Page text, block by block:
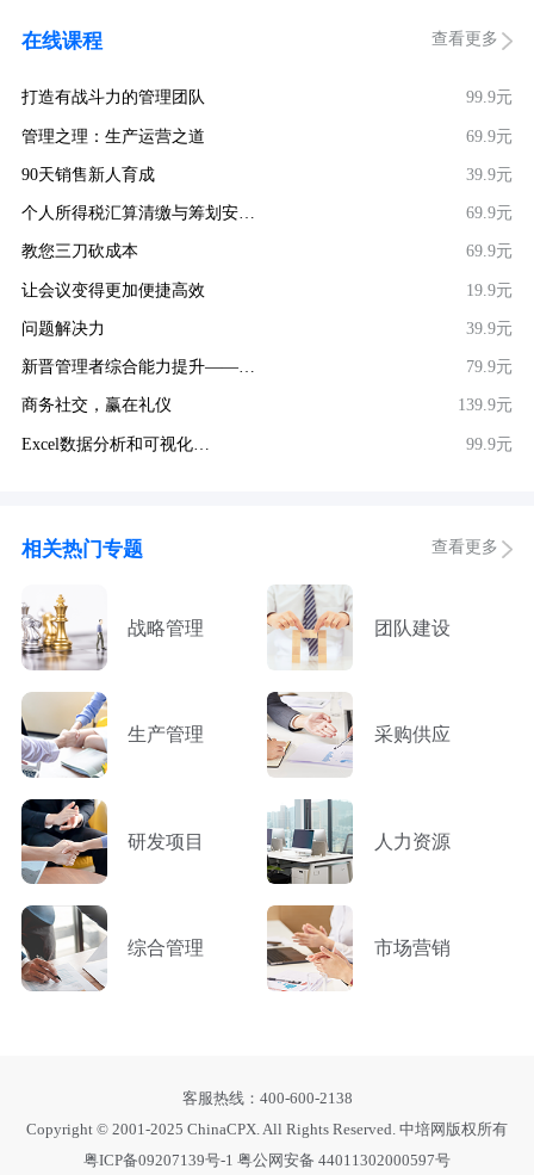
在线课程 查看更多
打造有战斗力的管理团队 99.9元
管理之理：生产运营之道 69.9元
90天销售新人育成 39.9元
个人所得税汇算清缴与筹划安… 69.9元
教您三刀砍成本 69.9元
让会议变得更加便捷高效 19.9元
问题解决力 39.9元
新晋管理者综合能力提升——… 79.9元
商务社交，赢在礼仪 139.9元
Excel数据分析和可视化… 99.9元
相关热门专题 查看更多
战略管理 团队建设
生产管理 采购供应
研发项目 人力资源
综合管理 市场营销
客服热线：400-600-2138
Copyright © 2001-2025 ChinaCPX. All Rights Reserved. 中培网版权所有
粤ICP备09207139号-1 粤公网安备 44011302000597号